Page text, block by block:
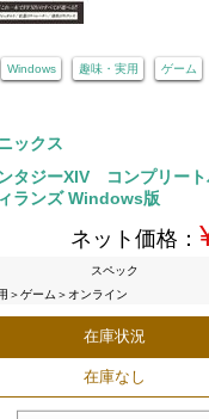
Windows 趣味・実用 ゲーム
ックス
タジーXIV コンプリー
ランズ Windows版
ネット価格：
スペック
＞ゲーム＞オンライン
在庫状況
在庫なし